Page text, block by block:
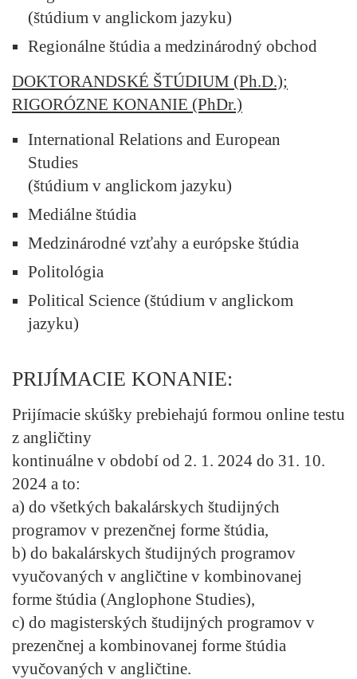
(štúdium v anglickom jazyku)
Regionálne štúdia a medzinárodný obchod
DOKTORANDSKÉ ŠTÚDIUM (Ph.D.);
RIGORÓZNE KONANIE (PhDr.)
International Relations and European
Studies
(štúdium v anglickom jazyku)
Mediálne štúdia
Medzinárodné vzťahy a európske štúdia
Politológia
Political Science (štúdium v anglickom
jazyku)
PRIJÍMACIE KONANIE:
Prijímacie skúšky prebiehajú formou online testu
z angličtiny
kontinuálne v období od 2. 1. 2024 do 31. 10.
2024 a to:
a) do všetkých bakalárskych študijných
programov v prezenčnej forme štúdia,
b) do bakalárskych študijných programov
vyučovaných v angličtine v kombinovanej
forme štúdia (Anglophone Studies),
c) do magisterských študijných programov v
prezenčnej a kombinovanej forme štúdia
vyučovaných v angličtine.